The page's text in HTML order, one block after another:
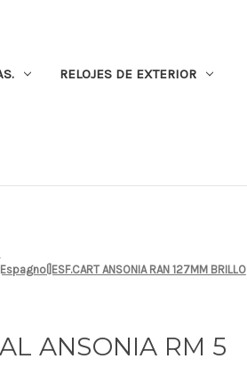
RELOJES DE EXTERIOR
ANSONIA RAN 127MM BRILLO
ANSONIA RM 5